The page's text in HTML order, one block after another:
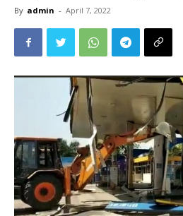
By admin - April 7, 2022